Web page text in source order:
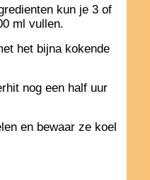
kun je 3 of
ml vullen.
het bijna kokende
nog een half uur
en bewaar ze koel